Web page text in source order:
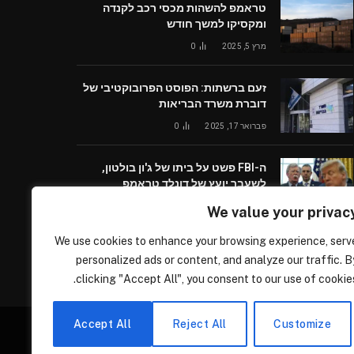
We value your
We use cookies to enhance your browsing experience,
personalized ads or content, and analyze our traffic.
clicking "Accept All", you consent to our use of
Customize
Reject All
Accept All
טראמפ להשהות מכסי רכב לקנדה
ומקסיקו למשך חודש
מרץ 5, 2025 0
זעם ברשתות: הפוסט הפרובוקטיבי של
דוברת משרד הבריאות
פברואר 17, 2025 0
ה-FBI פשט על ביתו של ג'ון בולטון,
לשעבר יועץ של דונלד טראמפ
אוגוסט 22, 2025